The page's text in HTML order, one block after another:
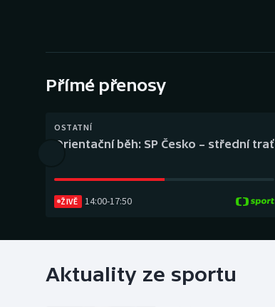
Golf
Přímé přenosy
OSTATNÍ
Orientační běh: SP Česko – střední trať
ŽIVĚ 14:00-17:50
Aktuality ze sportu